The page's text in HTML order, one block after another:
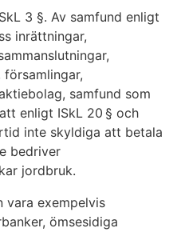
3 §. Av samfund enligt
inrättningar,
församlingar,
samfund som
enligt ISkL 20 § och
inte skyldiga att betala
bedriver
jordbruk.
vara exempelvis
ömsesidiga